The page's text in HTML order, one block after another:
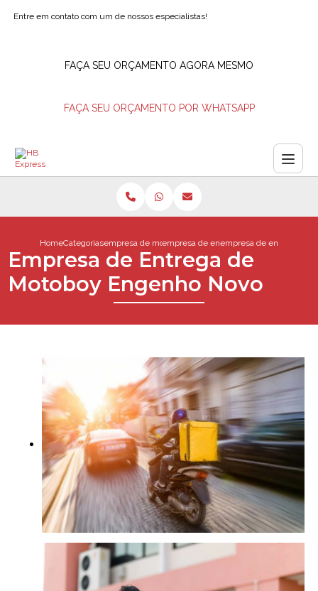
Entre em contato com um de nossos especialistas!
FAÇA SEU ORÇAMENTO AGORA MESMO
FAÇA SEU ORÇAMENTO POR WHATSAPP
HomeCategoriasempresa de motoboysempresa de entrega motoboy
empresa de entrega de
Empresa de Entrega de
Motoboy Engenho Novo